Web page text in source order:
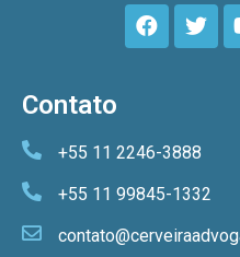
Contato
+55 11 2246-3888
+55 11 99845-1332